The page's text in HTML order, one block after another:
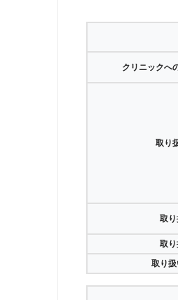
クリニックへ
取り
取
取
取り